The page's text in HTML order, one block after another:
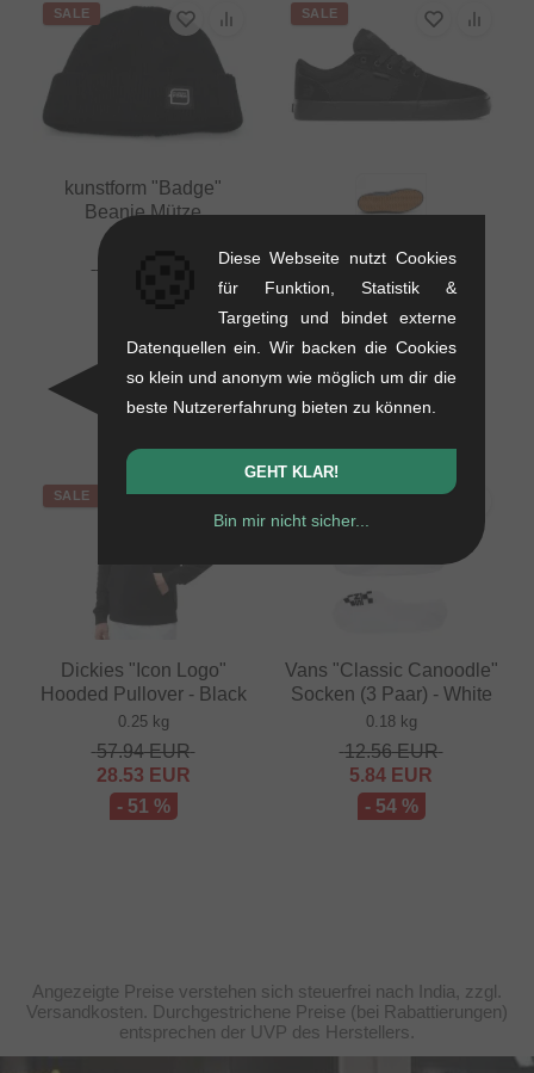
SALE
kunstform "Badge"
Beanie Mütze
16.76
SALE
Etnies "Barge LS"
Schuhe -
41.97EUR
- 41 %
SALE
Dickies "Icon Logo"
Hooded Pullover - Black
0.25 kg
57.94EUR
28.53 EUR
- 51 %
SALE
Vans "Classic Canoodle"
Socken (3 Paar) - White
0.18 kg
12.56EUR
5.84 EUR
- 54 %
Angezeigte Preise verstehen sich steuerfrei nach India, zzgl.
Versandkosten. Durchgestrichene Preise (bei Rabattierungen)
entsprechen der UVP des Herstellers.
Diese Webseite nutzt Cookies
für Funktion, Statistik &
Targeting und bindet externe
Datenquellen ein. Wir backen die Cookies
so klein und anonym wie möglich um dir die
beste Nutzererfahrung bieten zu können.
GEHT KLAR!
Bin mir nicht sicher...